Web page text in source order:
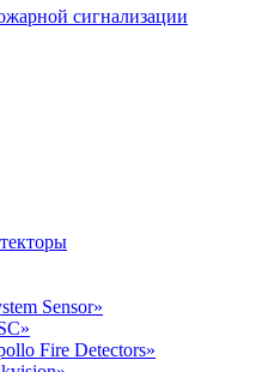
сигнализации
Sensor»
Fire Detectors»